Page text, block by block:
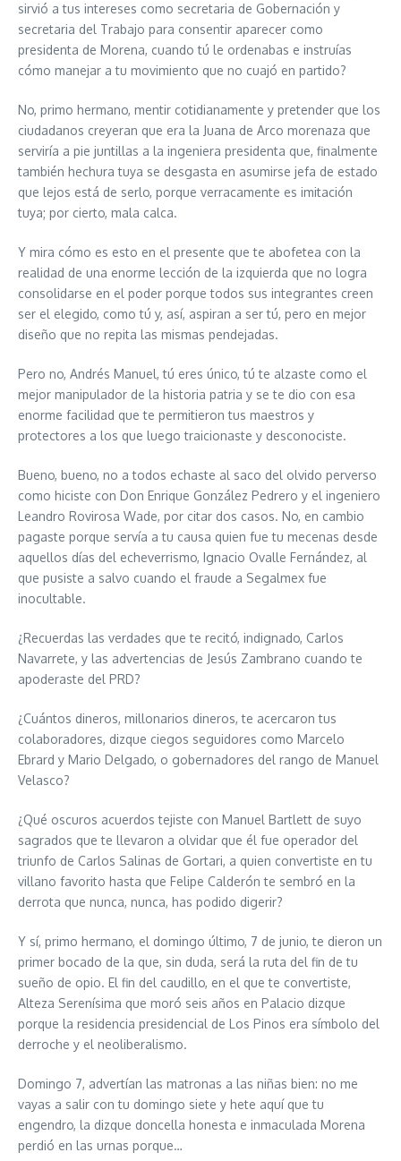
sirvió a tus intereses como secretaria de Gobernación y
secretaria del Trabajo para consentir aparecer como
presidenta de Morena, cuando tú le ordenabas e instruías
cómo manejar a tu movimiento que no cuajó en partido?
No, primo hermano, mentir cotidianamente y pretender que los
ciudadanos creyeran que era la Juana de Arco morenaza que
serviría a pie juntillas a la ingeniera presidenta que, finalmente
también hechura tuya se desgasta en asumirse jefa de estado
que lejos está de serlo, porque verracamente es imitación
tuya; por cierto, mala calca.
Y mira cómo es esto en el presente que te abofetea con la
realidad de una enorme lección de la izquierda que no logra
consolidarse en el poder porque todos sus integrantes creen
ser el elegido, como tú y, así, aspiran a ser tú, pero en mejor
diseño que no repita las mismas pendejadas.
Pero no, Andrés Manuel, tú eres único, tú te alzaste como el
mejor manipulador de la historia patria y se te dio con esa
enorme facilidad que te permitieron tus maestros y
protectores a los que luego traicionaste y desconociste.
Bueno, bueno, no a todos echaste al saco del olvido perverso
como hiciste con Don Enrique González Pedrero y el ingeniero
Leandro Rovirosa Wade, por citar dos casos. No, en cambio
pagaste porque servía a tu causa quien fue tu mecenas desde
aquellos días del echeverrismo, Ignacio Ovalle Fernández, al
que pusiste a salvo cuando el fraude a Segalmex fue
inocultable.
¿Recuerdas las verdades que te recitó, indignado, Carlos
Navarrete, y las advertencias de Jesús Zambrano cuando te
apoderaste del PRD?
¿Cuántos dineros, millonarios dineros, te acercaron tus
colaboradores, dizque ciegos seguidores como Marcelo
Ebrard y Mario Delgado, o gobernadores del rango de Manuel
Velasco?
¿Qué oscuros acuerdos tejiste con Manuel Bartlett de suyo
sagrados que te llevaron a olvidar que él fue operador del
triunfo de Carlos Salinas de Gortari, a quien convertiste en tu
villano favorito hasta que Felipe Calderón te sembró en la
derrota que nunca, nunca, has podido digerir?
Y sí, primo hermano, el domingo último, 7 de junio, te dieron un
primer bocado de la que, sin duda, será la ruta del fin de tu
sueño de opio. El fin del caudillo, en el que te convertiste,
Alteza Serenísima que moró seis años en Palacio dizque
porque la residencia presidencial de Los Pinos era símbolo del
derroche y el neoliberalismo.
Domingo 7, advertían las matronas a las niñas bien: no me
vayas a salir con tu domingo siete y hete aquí que tu
engendro, la dizque doncella honesta e inmaculada Morena
perdió en las urnas porque…